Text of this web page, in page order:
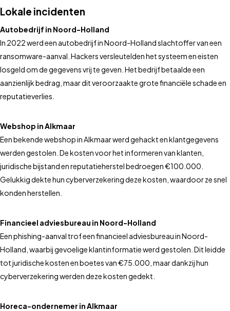
Lokale incidenten
Autobedrijf in Noord-Holland
In 2022 werd een autobedrijf in Noord-Holland slachtoffer van een
ransomware-aanval. Hackers versleutelden het systeem en eisten
losgeld om de gegevens vrij te geven. Het bedrijf betaalde een
aanzienlijk bedrag, maar dit veroorzaakte grote financiële schade en
reputatieverlies.
Webshop in Alkmaar
Een bekende webshop in Alkmaar werd gehackt en klantgegevens
werden gestolen. De kosten voor het informeren van klanten,
juridische bijstand en reputatieherstel bedroegen €100.000.
Gelukkig dekte hun cyberverzekering deze kosten, waardoor ze snel
konden herstellen.
Financieel adviesbureau in Noord-Holland
Een phishing-aanval trof een financieel adviesbureau in Noord-
Holland, waarbij gevoelige klantinformatie werd gestolen. Dit leidde
tot juridische kosten en boetes van €75.000, maar dankzij hun
cyberverzekering werden deze kosten gedekt.
Horeca-ondernemer in Alkmaar